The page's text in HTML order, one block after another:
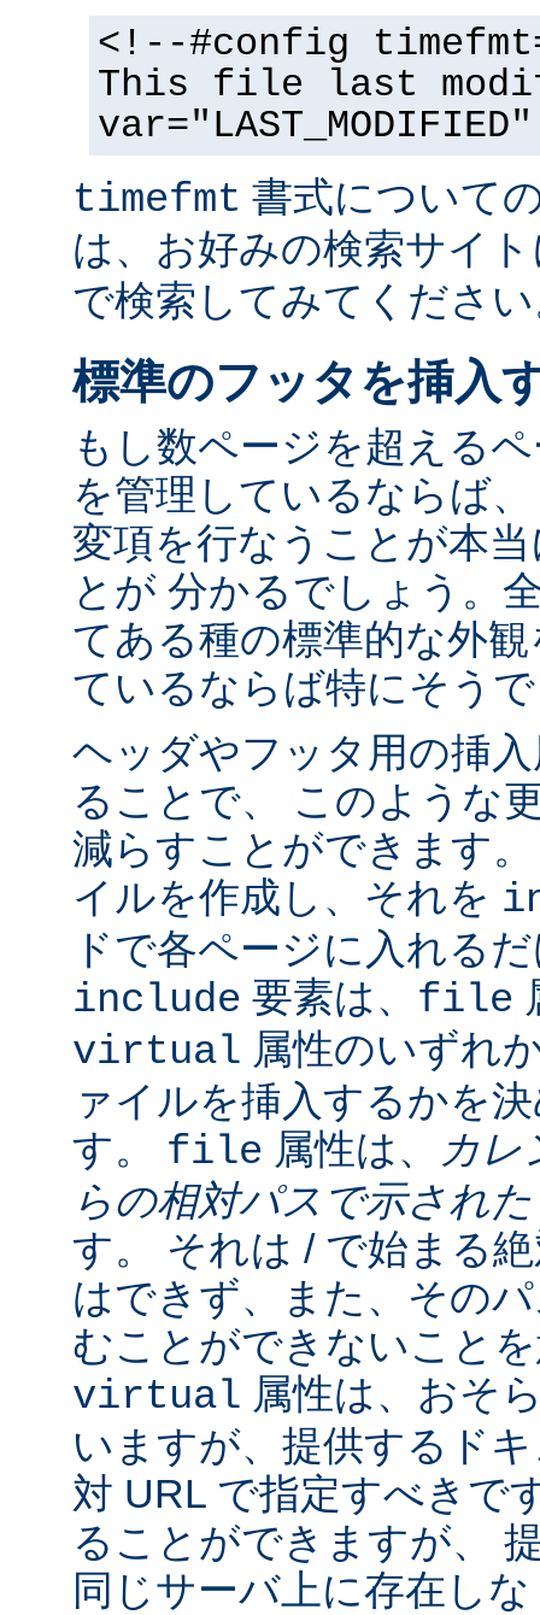
<!--#config
This file last
timefmt 書式について
は、お好みの検索サイ
で検索してみてくださ
標準のフッタを挿入
もし数ページを超える
を管理しているならば
変項を行なうことが本
とが 分かるでしょう。
てある種の標準的な外
ているならば特にそう
ヘッダやフッタ用の挿
ることで、 このような
減らすことができます
イルを作成し、それを
ドで各ページに入れる
include 要素は、 file
virtual 属性のいずれ
ァイルを挿入するかを
す。 file 属性は、
カ
らの相対パスで示され
す。 それは / で始まる
はできず、また、その
むことができないこと
virtual 属性は、おそ
いますが、提供するド
対 URL で指定すべきで
ることができますが、
同じサーバ上に存在し